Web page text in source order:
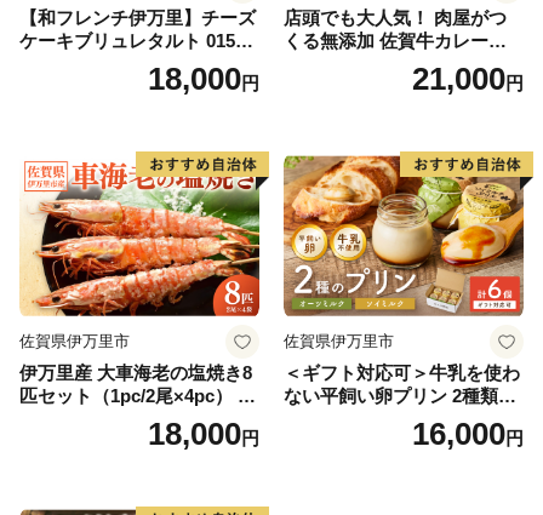
【和フレンチ伊万里】チーズ
ケーキブリュレタルト 015-F
18,000円
店頭でも大人気！ 肉屋がつ
くる無添加 佐賀牛カレーパ
ン 10個 数量限定 155-J696
21,000円
佐賀県伊万里市
伊万里産 大車海老の塩焼き8
匹セット（1pc/2尾×4pc） 01
18,000円
佐賀県伊万里市
＜ギフト対応可＞牛乳を使わ
ない平飼い卵プリン 2種類セ
ット計6個 129-F28916,000円